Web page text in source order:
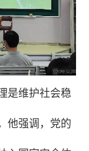
是维护社会稳
他强调，党的